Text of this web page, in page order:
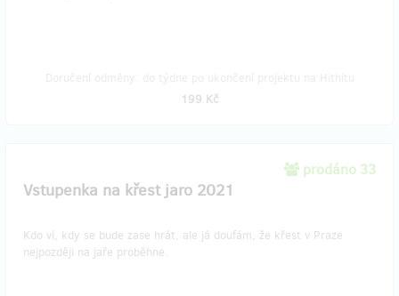
199 Kč
prodáno 33
Vstupenka na křest jaro 2021
Kdo ví, kdy se bude zase hrát, ale já doufám, že křest v Praze
nejpozději na jaře proběhne.